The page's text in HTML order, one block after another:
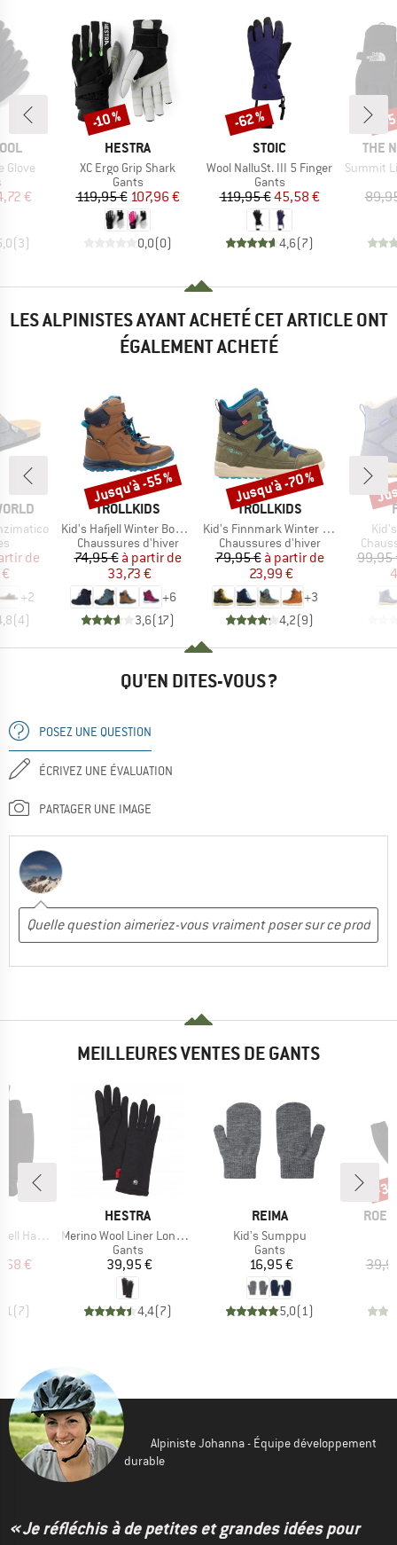
Glove
group
réduit
€
(3)
MARQUE
HESTRA
Article
XC Ergo Grip Shark
Product group
Gants
Prix
119,95 €Prix réduit
107,96 €
0,0(0)
Remise
-10 %
MARQUE
STOIC
Article
Wool NalluSt. III 5 Finger
Product group
Gants
Prix
119,95 €Prix réduit
45,58 €
4,6(7)
Remise
-62 %
THE
Article
Summit
-
LES ALPINISTES AYANT ACHETÉ CET ARTICLE ONT
ÉGALEMENT ACHETÉ
réduit
de
+2
(4)
MARQUE
TROLLKIDS
Article
Kid's Hafjell Winter Boots XT
Product group
Chaussures d'hiver
Prix
74,95 € Prix réduit
à partir de
33,73 €
+6
3,6(17)
Remise
Jusqu'à -55 %
MARQUE
TROLLKIDS
Article
Kid's Finnmark Winter Boots
Product group
Chaussures d'hiver
Prix
79,95 € Prix réduit
à partir de
23,99 €
+3
4,2(9)
Remise
Jusqu'à -70 %
99,95
QU'EN DITES-VOUS ?
POSEZ UNE QUESTION
ÉCRIVEZ UNE ÉVALUATION
PARTAGER UNE IMAGE
MEILLEURES VENTES DE GANTS
Finger
réduit
€
(7)
MARQUE
HESTRA
Article
Merino Wool Liner Long 5 Finger
Product group
Gants
Prix
39,95 €
4,4(7)
MARQUE
REIMA
Article
Kid's Sumppu
Product group
Gants
Prix
16,95 €
5,0(1)
-
Alpiniste Johanna - Équipe développement
durable
« Je réfléchis à de petites et grandes idées pour